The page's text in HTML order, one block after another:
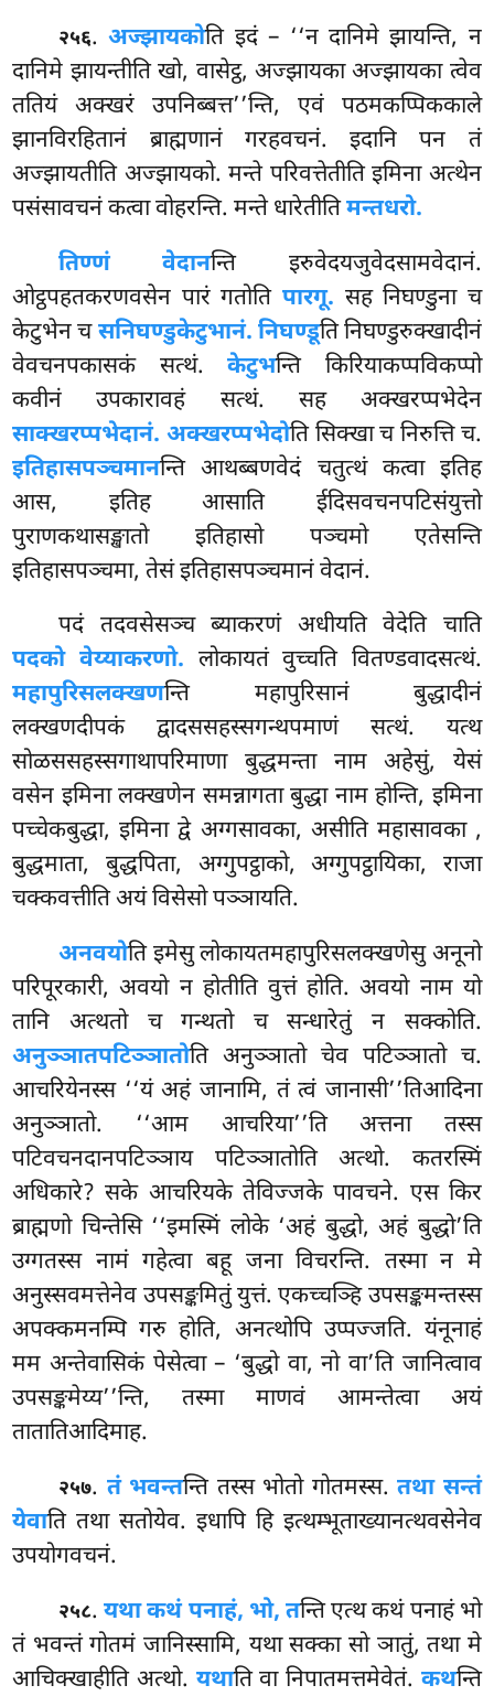
२५६.अज्झायकोति इदं – ‘‘न दानिमे झायन्ति, न
दानिमे झायन्तीति खो, वासेट्ठ, अज्झायका अज्झायका त्वेव
ततियं अक्खरं उपनिब्बत्त’’न्ति, एवं पठमकप्पिककाले
झानविरहितानं ब्राह्मणानं गरहवचनं. इदानि पन तं
अज्झायतीति अज्झायको. मन्ते परिवत्तेतीति इमिना अत्थेन
पसंसावचनं कत्वा वोहरन्ति. मन्ते धारेतीतिमन्तधरो.
तिण्णं वेदानन्ति इरुवेदयजुवेदसामवेदानं.
ओट्ठपहतकरणवसेन पारं गतोति पारगू. सह निघण्डुना च
केटुभेन चसनिघण्डुकेटुभानं. निघण्डूति निघण्डुरुक्खादीनं
वेवचनपकासकं सत्थं.केटुभन्ति किरियाकप्पविकप्पो
कवीनं उपकारावहं सत्थं. सह अक्खरप्पभेदेन
साक्खरप्पभेदानं. अक्खरप्पभेदोति सिक्खा च निरुत्ति च.
इतिहासपञ्चमानन्ति आथब्बणवेदं चतुत्थं कत्वा इतिह
आस, इतिह आसाति ईदिसवचनपटिसंयुत्तो
पुराणकथासङ्खातो इतिहासो पञ्चमो एतेसन्ति
इतिहासपञ्चमा, तेसं इतिहासपञ्चमानं वेदानं.
पदं तदवसेसञ्च ब्याकरणं अधीयति वेदेति चाति
पदको वेय्याकरणो. लोकायतं वुच्चति वितण्डवादसत्थं.
महापुरिसलक्खणन्ति महापुरिसानं बुद्धादीनं
लक्खणदीपकं द्वादससहस्सगन्थपमाणं सत्थं. यत्थ
सोळससहस्सगाथापरिमाणा बुद्धमन्ता नाम अहेसुं, येसं
वसेन इमिना लक्खणेन समन्नागता बुद्धा नाम होन्ति, इमिना
पच्चेकबुद्धा, इमिना द्वे अग्गसावका, असीति महासावका ,
बुद्धमाता, बुद्धपिता, अग्गुपट्ठाको, अग्गुपट्ठायिका, राजा
चक्कवत्तीति अयं विसेसो पञ्ञायति.
अनवयोतिइमेसु लोकायतमहापुरिसलक्खणेसु अनूनो
परिपूरकारी, अवयो न होतीति वुत्तं होति. अवयो नाम यो
तानि अत्थतो च गन्थतो च सन्धारेतुं न सक्कोति.
अनुञ्ञातपटिञ्ञातोति अनुञ्ञातो चेव पटिञ्ञातो च.
आचरियेनस्स ‘‘यं अहं जानामि, तं त्वं जानासी’’तिआदिना
अनुञ्ञातो. ‘‘आम आचरिया’’ति अत्तना तस्स
पटिवचनदानपटिञ्ञाय पटिञ्ञातोति अत्थो. कतरस्मिं
अधिकारे? सके आचरियके तेविज्जके पावचने. एस किर
ब्राह्मणो चिन्तेसि ‘‘इमस्मिं लोके ‘अहं बुद्धो, अहं बुद्धो’ति
उग्गतस्स नामं गहेत्वा बहू जना विचरन्ति. तस्मा न मे
अनुस्सवमत्तेनेव उपसङ्कमितुं युत्तं. एकच्चञ्हि उपसङ्कमन्तस्स
अपक्कमनम्पि गरु होति, अनत्थोपि उप्पज्जति. यंनूनाहं
मम अन्तेवासिकं पेसेत्वा – ‘बुद्धो वा, नो वा’ति जानित्वाव
उपसङ्कमेय्य’’न्ति, तस्मा माणवं आमन्तेत्वा अयं
तातातिआदिमाह.
२५७. तं भवन्तन्ति तस्स भोतो गोतमस्स.तथा सन्तं
येवाति तथा सतोयेव. इधापि हि इत्थम्भूताख्यानत्थवसेनेव
उपयोगवचनं.
२५८.यथा कथं पनाहं, भो, तन्ति एत्थ कथं पनाहं भो
तं भवन्तं गोतमं जानिस्सामि, यथा सक्का सो ञातुं, तथा मे
आचिक्खाहीति अत्थो. यथाति वा निपातमत्तमेवेतं. कथन्ति